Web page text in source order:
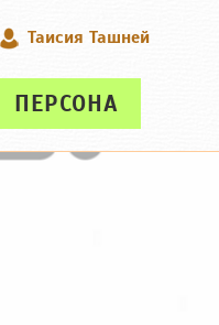
Таисия Ташней
ПЕРСОНА